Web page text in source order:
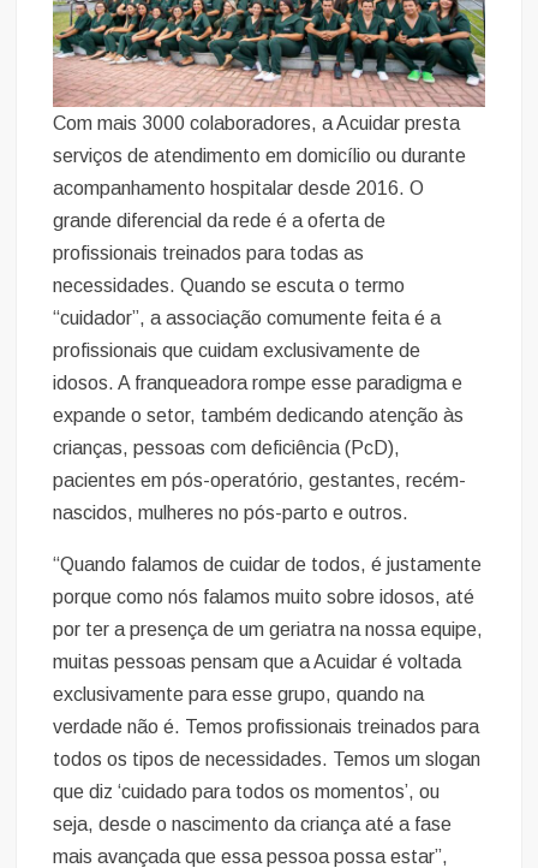
Com mais 3000 colaboradores, a Acuidar presta
serviços de atendimento em domicílio ou durante
acompanhamento hospitalar desde 2016. O
grande diferencial da rede é a oferta de
profissionais treinados para todas as
necessidades. Quando se escuta o termo
“cuidador”, a associação comumente feita é a
profissionais que cuidam exclusivamente de
idosos. A franqueadora rompe esse paradigma e
expande o setor, também dedicando atenção às
crianças, pessoas com deficiência (PcD),
pacientes em pós-operatório, gestantes, recém-
nascidos, mulheres no pós-parto e outros.
“Quando falamos de cuidar de todos, é justamente
porque como nós falamos muito sobre idosos, até
por ter a presença de um geriatra na nossa equipe,
muitas pessoas pensam que a Acuidar é voltada
exclusivamente para esse grupo, quando na
verdade não é. Temos profissionais treinados para
todos os tipos de necessidades. Temos um slogan
que diz ‘cuidado para todos os momentos’, ou
seja, desde o nascimento da criança até a fase
mais avançada que essa pessoa possa estar”,